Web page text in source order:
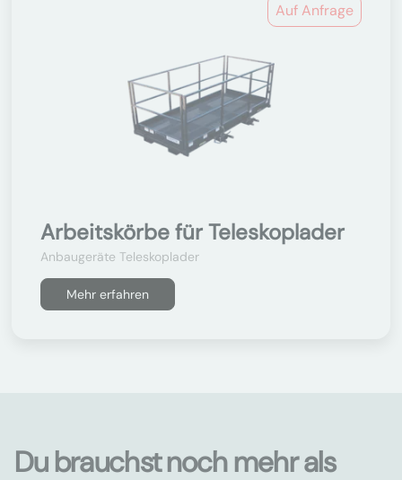
Auf Anfrage
Arbeitskörbe für Teleskoplader
Anbaugeräte Teleskoplader
Mehr erfahren
Du brauchst noch mehr als